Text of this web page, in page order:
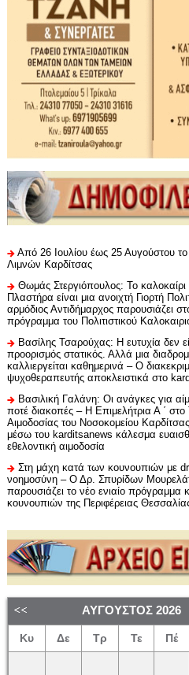
Από 26 Ιουλίου έως 25 Αυγούστου
Λιμνών Καρδίτσας
Θωμάς Στεργιόπουλος: Το καλοκαίρι
Πλαστήρα είναι μια ανοιχτή Γιορτή
αρμόδιος Αντιδήμαρχος παρουσιάζει
πρόγραμμα του Πολιτιστικού
Βασίλης Τσαρούχας: Η ευτυχία δεν
προορισμός στατικός. Αλλά μια
καλλιεργείται καθημερινά – Ο
ψυχοθεραπευτής αποκλειστικά στο
Βασιλική Γαλάνη: Οι ανάγκες για
ποτέ διακοπές – Η Επιμελήτρια Α ΄ στο
Αιμοδοσίας του Νοσοκομείου
μέσω του karditsanews κάλεσμα
εθελοντική αιμοδοσία
Στη μάχη κατά των κουνουπιών με
νοημοσύνη – Ο Δρ. Σπυρίδων
παρουσιάζει το νέο ενιαίο πρόγραμμα
κουνουπιών της Περιφέρειας
ΑΎΓΟΥΣΤΟΣ 2026
Κυ Δε Τρ Τε Πέ